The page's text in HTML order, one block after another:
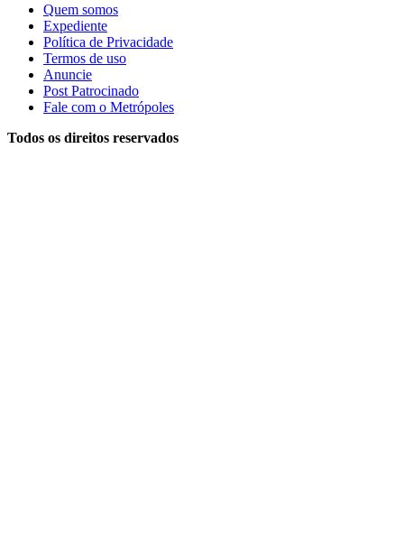
Quem somos
Expediente
Política de Privacidade
Termos de uso
Anuncie
Post Patrocinado
Fale com o Metrópoles
Todos os direitos reservados